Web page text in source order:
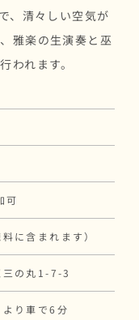
、清々しい空気が
雅楽の生演奏と巫
われます。
可
に含まれます）
三の丸1-7-3
り車で6分